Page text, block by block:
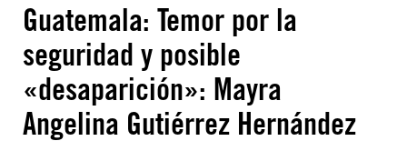
Guatemala: Temor por la
seguridad y posible
«desaparición»: Mayra
Angelina Gutiérrez Hernández